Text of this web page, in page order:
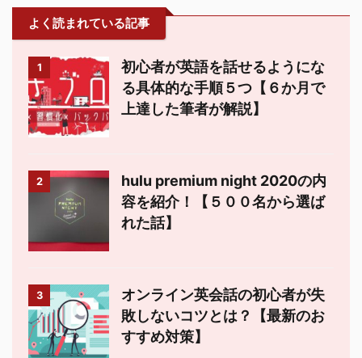
よく読まれている記事
1
初心者が英語を話せるようにな
る具体的な手順５つ【６か月で
上達した筆者が解説】
2
hulu premium night 2020の内
容を紹介！【５００名から選ば
れた話】
3
オンライン英会話の初心者が失
敗しないコツとは？【最新のお
すすめ対策】